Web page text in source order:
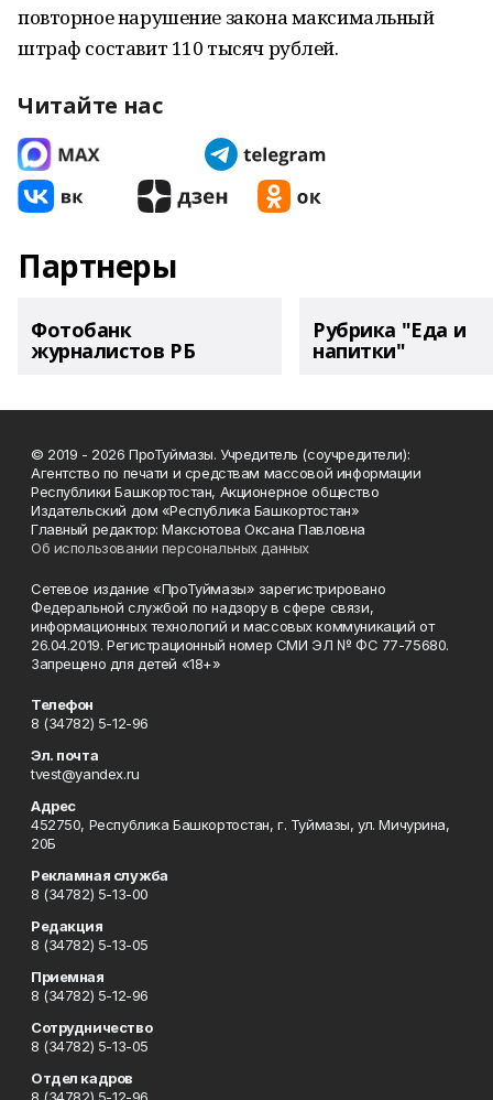
повторное нарушение закона максимальный
штраф составит 110 тысяч рублей.
Читайте нас
Партнеры
Фотобанк
журналистов РБ
Рубрика "Еда и
напитки"
© 2019 - 2026 ПроТуймазы. Учредитель (соучредители):
Агентство по печати и средствам массовой информации
Республики Башкортостан, Акционерное общество
Издательский дом «Республика Башкортостан»
Главный редактор: Максютова Оксана Павловна
Об использовании персональных данных
Сетевое издание «ПроТуймазы» зарегистрировано
Федеральной службой по надзору в сфере связи,
информационных технологий и массовых коммуникаций от
26.04.2019. Регистрационный номер СМИ ЭЛ № ФС 77-75680.
Запрещено для детей «18+»
Телефон
8 (34782) 5-12-96
Эл. почта
tvest@yandex.ru
Адрес
452750, Республика Башкортостан, г. Туймазы, ул. Мичурина,
20Б
Рекламная служба
8 (34782) 5-13-00
Редакция
8 (34782) 5-13-05
Приемная
8 (34782) 5-12-96
Сотрудничество
8 (34782) 5-13-05
Отдел кадров